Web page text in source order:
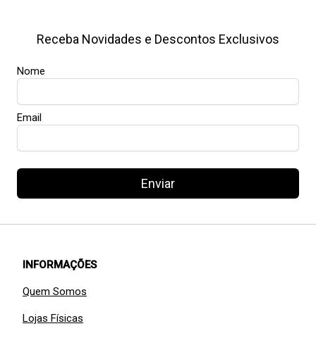
Receba Novidades e Descontos Exclusivos
Nome
Email
Enviar
INFORMAÇÕES
Quem Somos
Lojas Físicas